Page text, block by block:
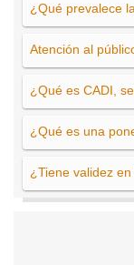
¿Qué prevalece
Atención al
¿Qué es CADI,
¿Qué es una
¿Tiene validez